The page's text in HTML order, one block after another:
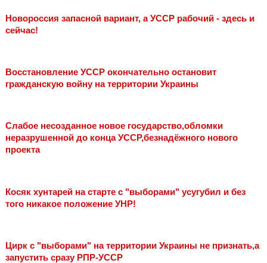
Новороссия запасной вариант, а УССР рабочий - здесь и
сейчас!
Восстановление УССР окончательно остановит
гражданскую войну на территории Украины
Слабое несозданное новое государство,обломки
неразрушенной до конца УССР,безнадёжного нового
проекта
Косяк хунтарей на старте с "выборами" усугубил и без
того никакое положение УНР!
Цирк с "выборами" на территории Украины не признать,а
запустить сразу РПР-УССР